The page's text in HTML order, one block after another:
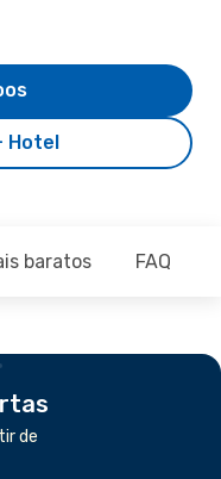
Hotel
baratos FAQ
de